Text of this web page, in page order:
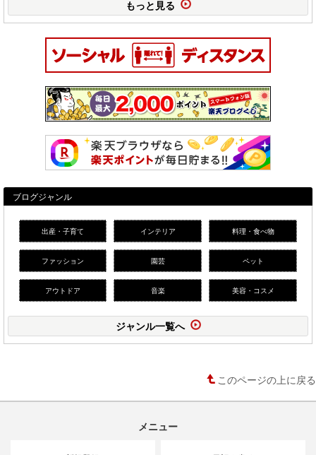
もっと見る
ブログジャンル
出産・子育て インテリア 料理・食べ物
ファッション 園芸 ペット
アウトドア 音楽 美容・コスメ
ジャンル一覧へ
このページの上に戻る
メニュー